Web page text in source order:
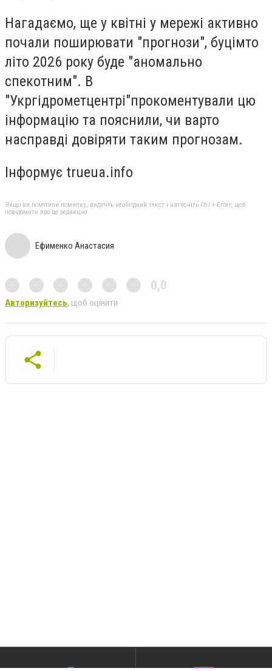
Нагадаємо, ще у квітні у мережі активно
почали поширювати "прогнози", буцімто
літо 2026 року буде "аномально
спекотним". В
"Укргідрометцентрі"прокоментували цю
інформацію та пояснили, чи варто
насправді довіряти таким прогнозам.
Інформує trueua.info
Якщо ви помітили помилку, виділіть необхідний текст і натисніть Ctrl + Enter, щоб
повідомити про це редакцію
Ефименко Анастасия
0,0
Авторизуйтесь, щоб оцінити